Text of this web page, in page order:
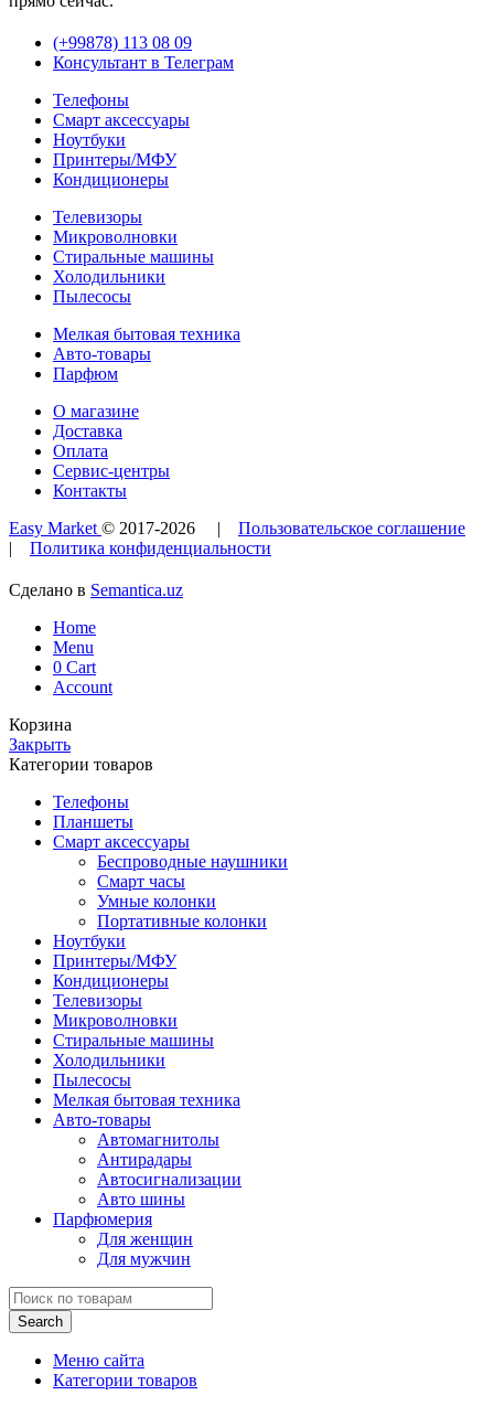
(+99878) 113 08 09
Консультант в Телеграм
Телефоны
Смарт аксессуары
Ноутбуки
Принтеры/МФУ
Кондиционеры
Телевизоры
Микроволновки
Стиральные машины
Холодильники
Пылесосы
Мелкая бытовая техника
Авто-товары
Парфюм
О магазине
Доставка
Оплата
Сервис-центры
Контакты
Easy Market © 2017-2026 | Пользовательское соглашение
| Политика конфиденциальности
Сделано в Semantica.uz
Home
Menu
0 Cart
Account
Корзина
Закрыть
Категории товаров
Телефоны
Планшеты
Смарт аксессуары
Беспроводные наушники
Смарт часы
Умные колонки
Портативные колонки
Ноутбуки
Принтеры/МФУ
Кондиционеры
Телевизоры
Микроволновки
Стиральные машины
Холодильники
Пылесосы
Мелкая бытовая техника
Авто-товары
Автомагнитолы
Антирадары
Автосигнализации
Авто шины
Парфюмерия
Для женщин
Для мужчин
Search
Меню сайта
Категории товаров